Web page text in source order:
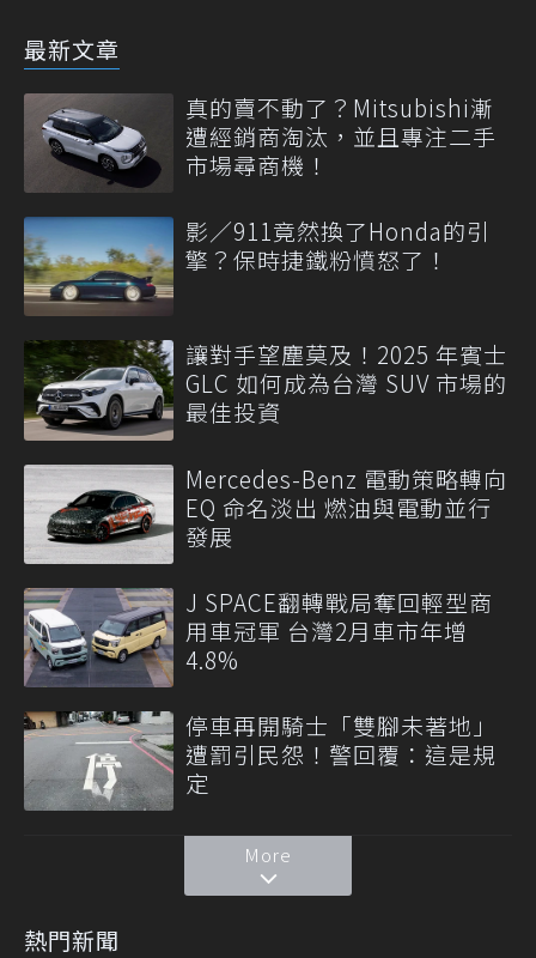
最新文章
真的賣不動了？Mitsubishi漸
遭經銷商淘汰，並且專注二手
市場尋商機！
影／911竟然換了Honda的引
擎？保時捷鐵粉憤怒了！
讓對手望塵莫及！2025 年賓士
GLC 如何成為台灣 SUV 市場的
最佳投資
Mercedes-Benz 電動策略轉向
EQ 命名淡出 燃油與電動並行
發展
J SPACE翻轉戰局奪回輕型商
用車冠軍 台灣2月車市年增
4.8%
停車再開騎士「雙腳未著地」
遭罰引民怨！警回覆：這是規
定
More
熱門新聞